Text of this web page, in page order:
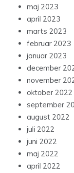
maj 2023
april 2023
marts 2023
februar 2023
januar 2023
december
november
oktober 2022
september
august 2022
juli 2022
juni 2022
maj 2022
april 2022